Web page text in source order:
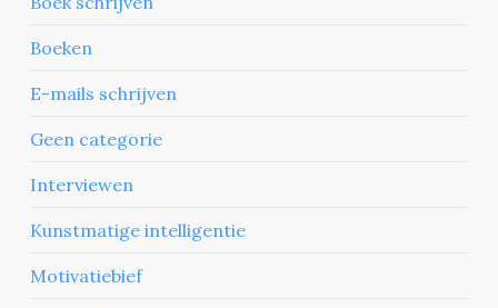
Boeken
E-mails schrijven
Geen categorie
Interviewen
Kunstmatige intelligentie
Motivatiebief